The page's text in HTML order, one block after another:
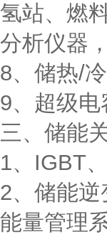
氢站、燃
分析仪器
8、储热/
9、超级
三、储能
1、IGBT
2、储能
能量管理